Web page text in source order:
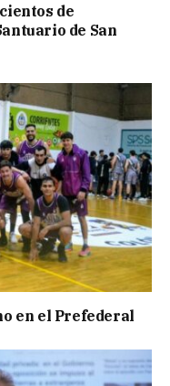
de
de San
en el Prefederal